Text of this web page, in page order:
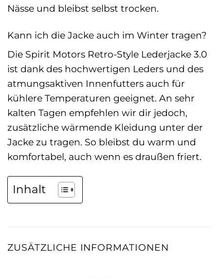
Nässe und bleibst selbst trocken.
Kann ich die Jacke auch im Winter tragen?
Die Spirit Motors Retro-Style Lederjacke 3.0
ist dank des hochwertigen Leders und des
atmungsaktiven Innenfutters auch für
kühlere Temperaturen geeignet. An sehr
kalten Tagen empfehlen wir dir jedoch,
zusätzliche wärmende Kleidung unter der
Jacke zu tragen. So bleibst du warm und
komfortabel, auch wenn es draußen friert.
Inhalt
ZUSÄTZLICHE INFORMATIONEN